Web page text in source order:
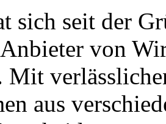
sich seit der
von
Mit
aus